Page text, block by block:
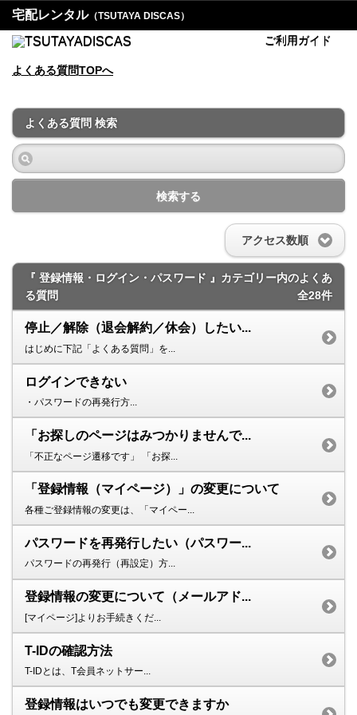
宅配レンタル（TSUTAYA DISCAS）
ご利用ガイド
よくある質問TOPへ
よくある質問 検索
検索する
アクセス数順
『 登録情報・ログイン・パスワード 』カテゴリー内のよくあ
る質問
全28件
停止／解除（退会解約／休会）したい...
はじめに下記「よくある質問」を...
ログインできない
・パスワードの再発行方...
「お探しのページはみつかりませんで...
「不正なページ遷移です」 「お探...
「登録情報（マイページ）」の変更について
各種ご登録情報の変更は、「マイペー...
パスワードを再発行したい（パスワー...
パスワードの再発行（再設定）方...
登録情報の変更について（メールアド...
[マイページ]よりお手続きくだ...
T-IDの確認方法
T-IDとは、T会員ネットサー...
登録情報はいつでも変更できますか